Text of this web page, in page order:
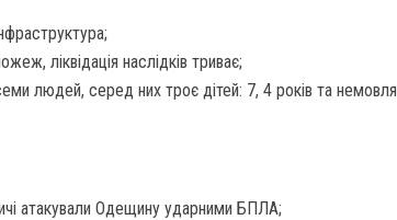
ліквідація наслідків триває;
людей, серед них троє дітей: 7, 4 років та немовля
атакували Одещину ударними БПЛА;